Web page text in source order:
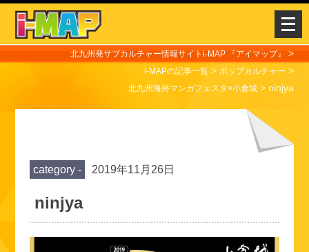
メ
ニ
ュ
ー
を
北九州発サブカルチャー情報サイトi-MAP 『アイマップ』 >
i-MAPの記事一覧> ポップカルチャー >
北九州海外マンガフェスタ×小倉城> ninjya
category - 2019年11月26日
ninjya